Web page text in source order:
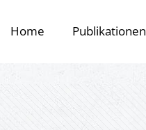
Home Publikationen